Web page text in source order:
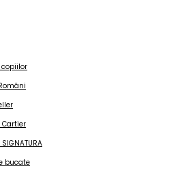
copiilor
Cartier
bucate